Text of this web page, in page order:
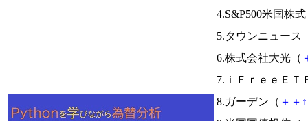
4.S&P500米国株
5.タウンニュース
6.株式会社大光（
7.ｉＦｒｅｅＥＴ
8.ガーデン（ ＋ ＋ ↑